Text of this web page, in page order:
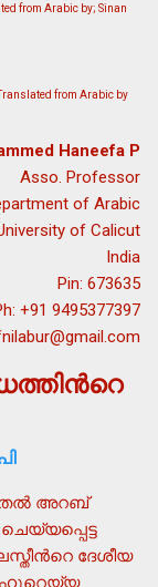
from Arabic by; Sinan
from Arabic by
Haneefa P
Asso. Professor
of Arabic
of Calicut
India
Pin: 673635
+91 9495377397
മുതല്‍ അറബ്
- ഹുറെയ്യ